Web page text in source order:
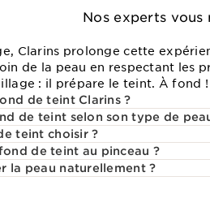
Nos experts vous
Clarins prolonge cette
de la peau en respectant les
: il prépare le teint. À fond !
de teint Clarins ?
de teint selon son type de
teint choisir ?
de teint au pinceau ?
la peau naturellement ?